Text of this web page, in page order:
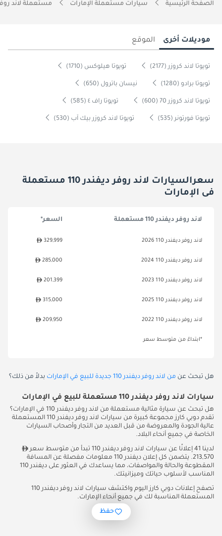
الصفحة الرئيسية سيارات مستعملة الإمارات مستعملة لاند
موديلات أخرى الموقع
تويوتا لاند كروزر (2177) تويوتا هيلوكس (1710)
تويوتا برادو (1280) نيسان باترول (650)
تويوتا لاند كروزر 70 (600) تويوتا راف ٤ (585)
تويوتا فورتونر (535) تويوتا لاند كروزر بيك آب (530)
سعرالسيارات لاند روفر ديفندر 110 مستعملة
فى الإمارات
لاند روفر ديفندر 110 مستعملة السعر*
لاند روفر ديفندر 110 2026 329,999
لاند روفر ديفندر 110 2024 285,000
لاند روفر ديفندر 110 2023 201,399
لاند روفر ديفندر 110 2025 315,000
لاند روفر ديفندر 110 2022 209,950
*ابتداءً من متوسط سعر
هل تبحث عن من لاند روفر ديفندر 110 جديدة للبيع في الإمارات بدلاً من ذلك؟
سيارات لاند روفر ديفندر 110 مستعملة للبيع في الإمارات
هل تبحث عن سيارة مثالية مستعملة من لاند روفر ديفندر 110 في الإمارات؟
تقدم دوبي كارز مجموعة كبيرة من سيارات لاند روفر ديفندر 110 المستعملة
عالية الجودة والمعروضة من قبل العديد من التجار وأصحاب السيارات
الخاصة في جميع أنحاء البلاد.
لدينا 41 إعلانًا عن سيارات لاند روفر ديفندر 110 تبدأ من متوسط سعر
213,570. يتضمن كل إعلان ديفندر 110 معلومات مفصلة عن المسافة
المقطوعة والحالة والمواصفات، مما يساعدك في العثور على ديفندر 110
المناسب لأسلوب حياتك وميزانيتك.
تصفح إعلانات دوبي كارز اليوم واكتشف سيارات لاند روفر ديفندر 110
المستعملة المناسبة لك في جميع أنحاء الإمارات.
حفظ